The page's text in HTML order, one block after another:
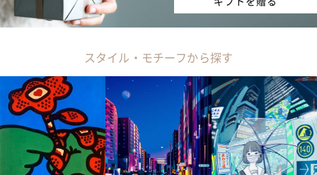
スタイル・モチーフから探す